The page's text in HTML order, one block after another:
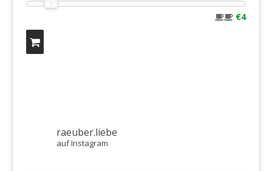
€4
raeuber.liebe
auf Instagram